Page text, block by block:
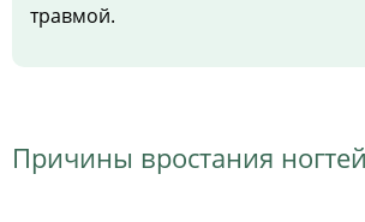
травмой.
Причины вростания ногтей